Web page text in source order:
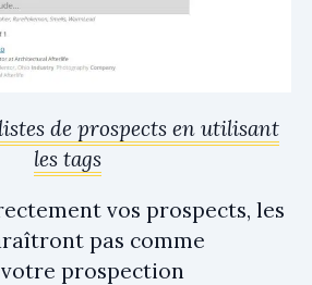
de prospects en utilisant
les tags
vos prospects, les
pas comme
prospection